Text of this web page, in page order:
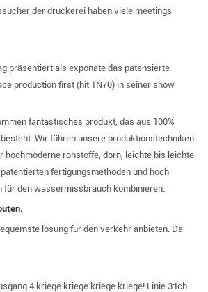
der druckerei haben viele meetings
präsentiert als exponate das patensierte
production first (hit 1N70) in seiner show
fantastisches produkt, das aus 100%
Wir führen unsere produktionstechniken
hochmoderne rohstoffe, dorn, leichte bis leichte
fertigungsmethoden und hoch
für den wassermissbrauch kombinieren.
lösung für den verkehr anbieten. Da
4 kriege kriege kriege kriege! Linie 3:Ich